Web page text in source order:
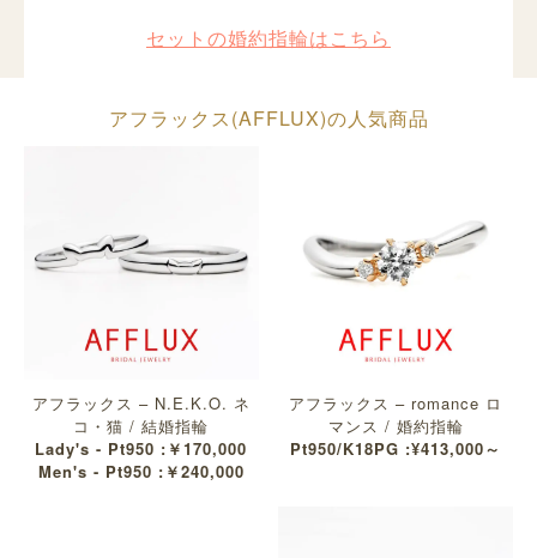
セットの婚約指輪はこちら
アフラックス(AFFLUX)の人気商品
アフラックス – N.E.K.O. ネ
コ・猫 / 結婚指輪
Lady's - Pt950 :￥170,000
Men's - Pt950 :￥240,000
アフラックス – romance ロ
マンス / 婚約指輪
Pt950/K18PG :¥413,000～